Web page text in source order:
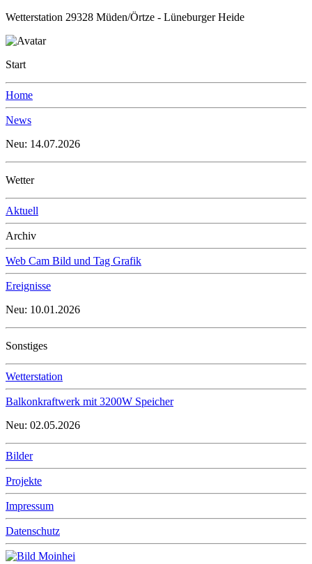
Wetterstation 29328 Müden/Örtze - Lüneburger Heide
Start
Home
News
Neu: 14.07.2026
Wetter
Aktuell
Archiv
Web Cam Bild und Tag Grafik
Ereignisse
Neu: 10.01.2026
Sonstiges
Wetterstation
Balkonkraftwerk mit 3200W Speicher
Neu: 02.05.2026
Bilder
Projekte
Impressum
Datenschutz